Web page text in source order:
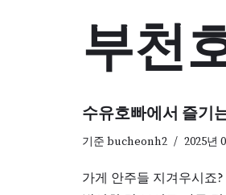
부천
수유호빠에서 즐기
기준 bucheonh2 2025년
가게 안주들 지겨우시죠